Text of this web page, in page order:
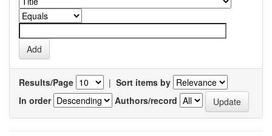
Results/Page | Sort items by
In order
Authors/record